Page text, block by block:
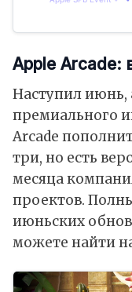
Apple Arcade:
Наступил июнь,
премиального
Arcade
три, но есть
месяца
проектов.
июньских
можете найти